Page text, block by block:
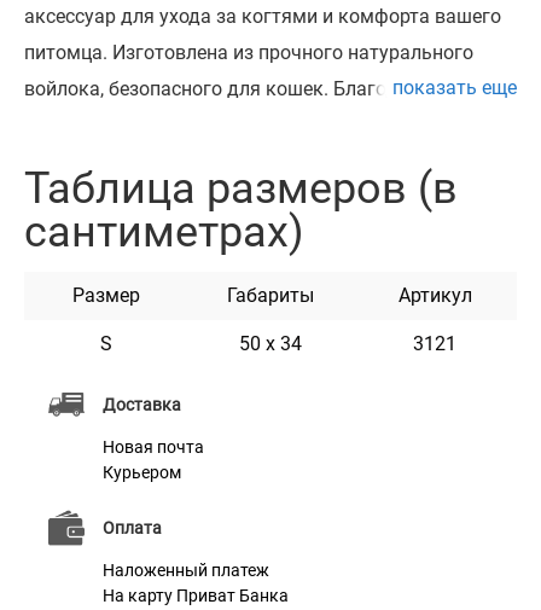
Доставка
Новая почта
Курьером
Оплата
Наложенный платеж
На карту Приват Банка
аксессуар для ухода за когтями и комфорта вашего
питомца. Изготовлена из прочного натурального
войлока, безопасного для кошек. Благодаря
поверхности (стена, дверь, мебель), или использовать
как коврик на полу. Липучки с клеевой основой и
надёжную фиксацию. Натуральный материал имеет
приятный запах, который привлекает кошек, и
мебель и полы. Когтеточка Barksi — это компактное
решение с оригинальным дизайном, которое легко
впишется в любой интерьер.
показать еще
Таблица размеров (в
сантиметрах)
Размер Габариты Артикул
S 50 х 34 3121